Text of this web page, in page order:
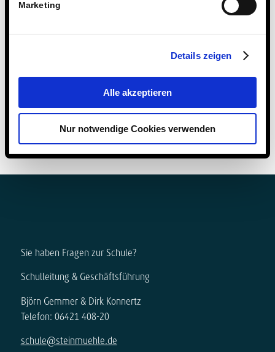
Marketing
Details zeigen
Alle akzeptieren
Nur notwendige Cookies verwenden
Sie haben Fragen zur Schule?
Schulleitung & Geschäftsführung
Björn Gemmer & Dirk Konnertz
Telefon: 06421 408-20
schule@steinmuehle.de